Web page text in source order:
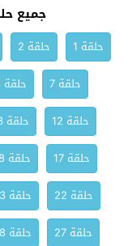
جميع
حلقة 1 حلقة 2
حلقة 7
حلقة 8
حلقة 12
حلقة 13
حلقة 17
حلقة 18
حلقة 22
حلقة 23
حلقة 27
حلقة 28